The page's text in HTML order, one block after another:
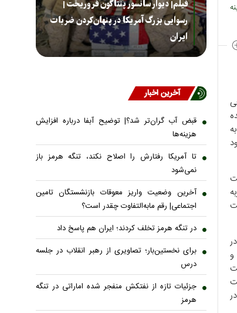
و
فیلم| دیوار سانسور پنتاگون فروریخت |
رسوایی بزرگ آمریکا در پنهان‌کردن ضربات
ایران
آخرین اخبار
قبض آب گران‌تر شد؟| توضیح آبفا درباره افزایش
هزینه‌ها
تا آمریکا رفتارش را اصلاح نکند، تنگه هرمز باز
نمی‌شود
آخرین وضعیت واریز معوقات بازنشستگان تامین
اجتماعی| رقم مابه‌التفاوت چقدر است؟
در تنگه هرمز تخلف کردند؛ ایران هم پاسخ داد
برای نخستین‌بار؛ تصاویری از رهبر انقلاب در جلسه
درس
جزئیات تازه از نفتکش منفجر شده اماراتی در تنگه
هرمز